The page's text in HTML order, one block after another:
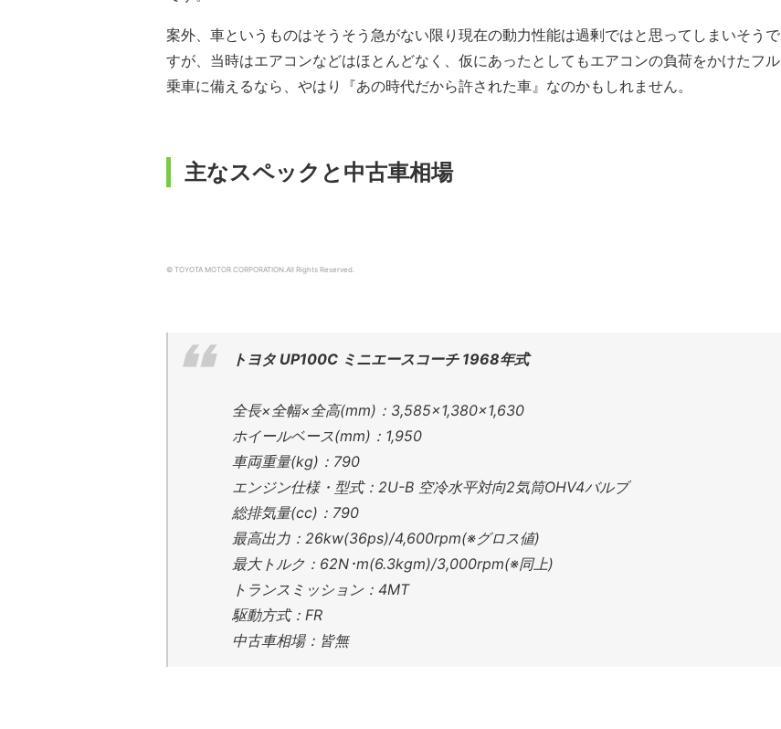
案外、車というものはそうそう急がない限り現在の動力性能は過剰ではと思ってしまいそうで
すが、当時はエアコンなどはほとんどなく、仮にあったとしてもエアコンの負荷をかけたフル
乗車に備えるなら、やはり『あの時代だから許された車』なのかもしれません。
主なスペックと中古車相場
© TOYOTA MOTOR CORPORATION.All Rights Reserved.
トヨタ UP100C ミニエースコーチ 1968年式
全長×全幅×全高(mm)：3,585×1,380×1,630
ホイールベース(mm)：1,950
車両重量(kg)：790
エンジン仕様・型式：2U-B 空冷水平対向2気筒OHV4バルブ
総排気量(cc)：790
最高出力：26kw(36ps)/4,600rpm(※グロス値)
最大トルク：62N･m(6.3kgm)/3,000rpm(※同上)
トランスミッション：4MT
駆動方式：FR
中古車相場：皆無